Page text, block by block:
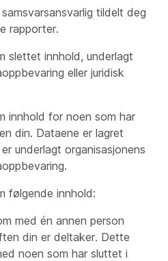
tildelt deg
rapporter.
slettet innhold, underlagt
eller juridisk
innhold for noen som har
din. Dataene er lagret
underlagt organisasjonens
følgende innhold:
med én annen person
din er deltaker. Dette
noen som har sluttet i